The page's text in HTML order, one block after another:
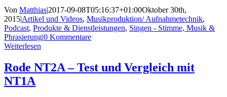
Von Matthias|2017-09-08T05:16:37+01:00Oktober 30th,
2015|Artikel und Videos, Musikproduktion/ Aufnahmetechnik,
Podcast, Produkte & Dienstleistungen, Singen - Stimme, Musik &
Phrasierung|0 Kommentare
Weiterlesen
Rode NT2A – Test und Vergleich mit
NT1A